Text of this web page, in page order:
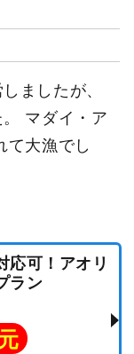
ましたが、
マダイ・ア
て大漁でし
可！アオリ
ラン